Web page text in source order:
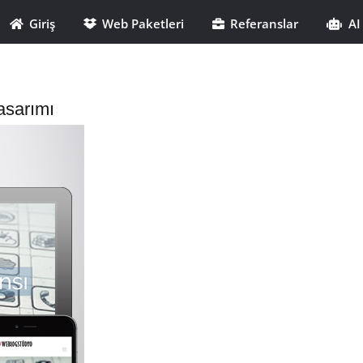
Giriş Web Paketleri Referanslar AI